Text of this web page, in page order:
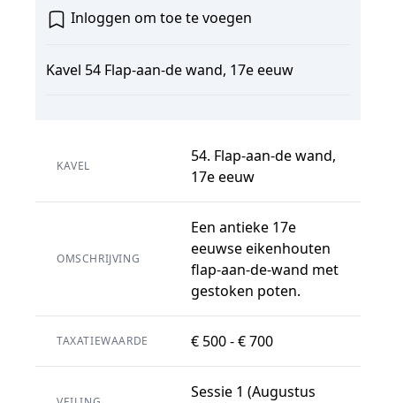
Inloggen om toe te voegen
Kavel 54 Flap-aan-de wand, 17e eeuw
KAVEL
54. Flap-aan-de wand,
17e eeuw
OMSCHRIJVING
Een antieke 17e
eeuwse eikenhouten
flap-aan-de-wand met
gestoken poten.
TAXATIEWAARDE € 500 - € 700
Sessie 1 (Augustus